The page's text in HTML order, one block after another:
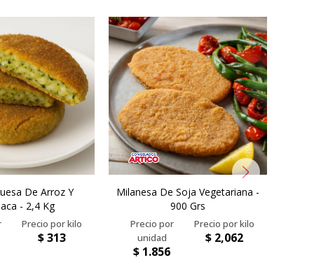
De Arroz Y
- 2,4 Kg
$313
Milanesa De Soja Vegetariana -
900 Grs
$ 1.856
$ 2,062